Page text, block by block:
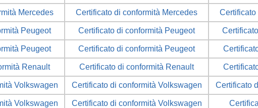
Mercedes Certificato di conformità Mercedes Certificato
Peugeot Certificato di conformità Peugeot
Peugeot Certificato di conformità Peugeot
Renault Certificato di conformità Renault
Volkswagen Certificato di conformità Volkswagen Certificato
Volkswagen Certificato di conformità Volkswagen